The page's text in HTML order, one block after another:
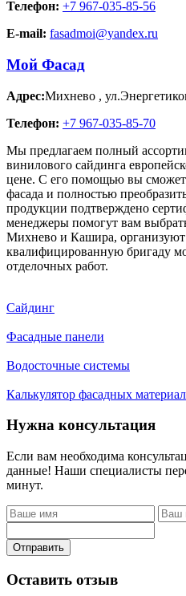
Телефон: +7 967-035-85-56
E-mail: fasadmoi@yandex.ru
Мой Фасад
Адрес:Михнево ,
Телефон: +7 967-035-85-70
Мы предлагаем полный
винилового сайдинга
цене. С его помощью вы
фасада и полностью
продукции подтверждено
менеджеры помогут вам
Михнево и Кашира, организуют
квалифицированную бригаду
отделочных работ.
Сайдинг
Фасадные панели
Водосточные системы
Калькулятор фасадных
Нужна консультация
Если вам необходима
данные! Наши специалисты
минут.
Отправить
Оставить отзыв